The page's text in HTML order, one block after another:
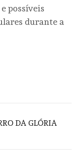
possíveis
durante a
DA GLÓRIA